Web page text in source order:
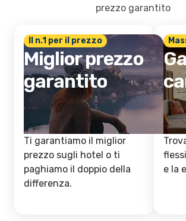
prezzo garantito
Il n.1 per il prezzo
Miglior prezzo
garantito
Ti garantiamo il miglior
prezzo sugli hotel o ti
paghiamo il doppio della
differenza.
e la